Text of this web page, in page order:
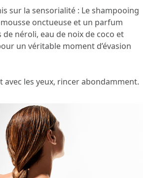
sur la sensorialité : Le shampooing
mousse onctueuse et un parfum
néroli, eau de noix de coco et
un véritable moment d’évasion
avec les yeux, rincer abondamment.